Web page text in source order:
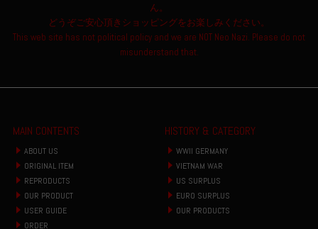
ん。
どうぞご安心頂きショッピングをお楽しみください。
This web site has not political policy and we are NOT Neo Nazi. Please do not
misunderstand that.
MAIN CONTENTS
ABOUT US
ORIGINAL ITEM
REPRODUCTS
OUR PRODUCT
USER GUIDE
ORDER
HISTORY & CATEGORY
WWII GERMANY
VIETNAM WAR
US SURPLUS
EURO SURPLUS
OUR PRODUCTS